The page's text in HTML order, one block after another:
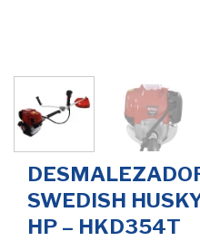
SWEDISH
HP – HKD354T